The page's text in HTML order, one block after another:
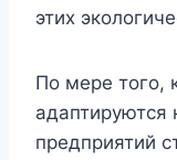
этих
По мере того,
адаптируются
предприятий